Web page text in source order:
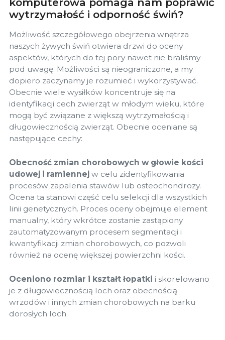
wytrzymałość i odporność świń?
Możliwość szczegółowego obejrzenia wnętrza
naszych żywych świń otwiera drzwi do oceny
aspektów, których do tej pory nawet nie braliśmy
pod uwagę. Możliwości są nieograniczone, a my
dopiero zaczynamy je rozumieć i wykorzystywać.
Obecnie wiele wysiłków koncentruje się na
identyfikacji cech zwierząt w młodym wieku, które
mogą być związane z większą wytrzymałością i
długowiecznością zwierząt. Obecnie oceniane są
następujące cechy:
Obecność zmian chorobowych w głowie kości
udowej i ramiennej w celu zidentyfikowania
procesów zapalenia stawów lub osteochondrozy.
Ocena ta stanowi część celu selekcji dla wszystkich
linii genetycznych. Proces oceny obejmuje element
manualny, który wkrótce zostanie zastąpiony
zautomatyzowanym procesem segmentacji i
kwantyfikacji zmian chorobowych, co pozwoli
również na ocenę większej powierzchni kości.
Oceniono rozmiar i kształt łopatki i skorelowano
je z długowiecznością loch oraz obecnością
wrzodów i innych zmian chorobowych na barku
dorosłych loch.